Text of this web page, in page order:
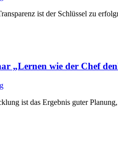
ist der Schlüssel zu
„Lernen wie der Chef
ist das Ergebnis guter